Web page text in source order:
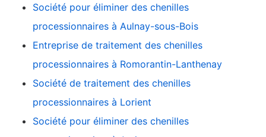
Société pour éliminer des chenilles
processionnaires à Aulnay-sous-Bois
Entreprise de traitement des chenilles
processionnaires à Romorantin-Lanthenay
Société de traitement des chenilles
processionnaires à Lorient
Société pour éliminer des chenilles